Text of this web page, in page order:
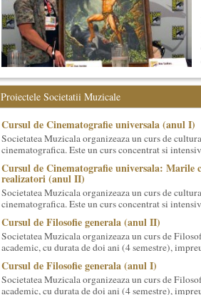
Proiectele Societatii Muzicale
Cursul de Cinematografie universala (anul I)
Societatea Muzicala organizeaza un curs de
cinematografica. Este un curs concentrat si
Cursul de Cinematografie universala: Marile
realizatori (anul II)
Societatea Muzicala organizeaza un curs de
cinematografica. Este un curs concentrat si
Cursul de Filosofie generala (anul II)
Societatea Muzicala organizeaza un curs de
academic, cu durata de doi ani (4 semestre),
Cursul de Filosofie generala (anul I)
Societatea Muzicala organizeaza un curs de
academic, cu durata de doi ani (4 semestre),